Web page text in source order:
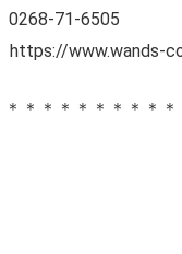
71-6505
https://www.wands-
＊＊＊＊＊＊＊＊＊